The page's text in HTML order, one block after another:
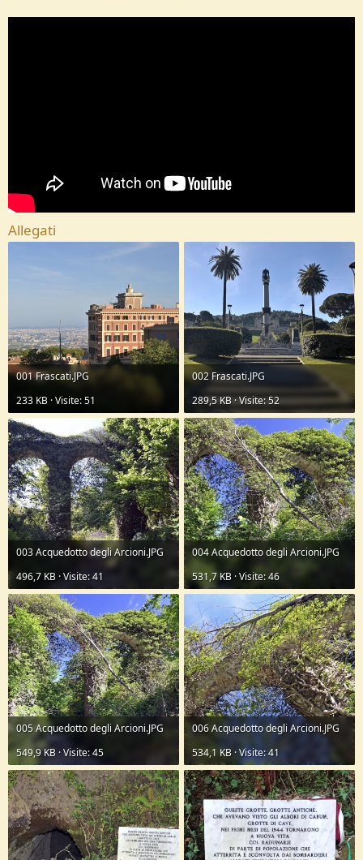
Allegati
001 Frascati.JPG
233 KB · Visite: 51
002 Frascati.JPG
289,5 KB · Visite: 52
003 Acquedotto degli Arcioni.JPG
496,7 KB · Visite: 41
004 Acquedotto degli Arcioni.JPG
531,7 KB · Visite: 46
005 Acquedotto degli Arcioni.JPG
549,9 KB · Visite: 45
006 Acquedotto degli Arcioni.JPG
534,1 KB · Visite: 41